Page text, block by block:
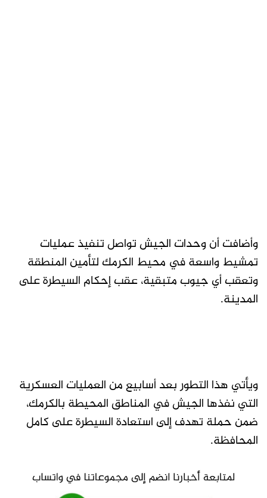
وأضافت أن وحدات الجيش تواصل تنفيذ عمليات
تمشيط واسعة في محيط الكرمك لتأمين المنطقة
وتعقب أي جيوب متبقية، عقب إحكام السيطرة على
المدينة.
ويأتي هذا التطور بعد أسابيع من العمليات العسكرية
التي نفذها الجيش في المناطق المحيطة بالكرمك،
ضمن حملة تهدف إلى استعادة السيطرة على كامل
المحافظة.